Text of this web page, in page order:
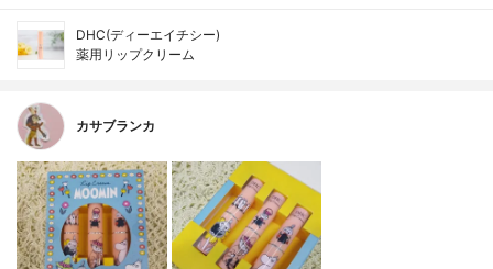
DHC(ディーエイチシー)
薬用リップクリーム
カサブランカ